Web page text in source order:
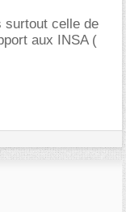
surtout celle de
aux INSA (